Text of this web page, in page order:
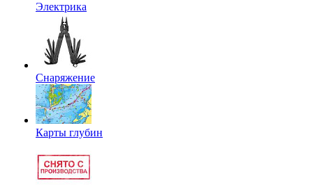
Электрика
Снаряжение
Карты глубин